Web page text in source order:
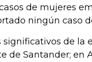
de mujeres
ningún caso
significativos de la
de Santander; en